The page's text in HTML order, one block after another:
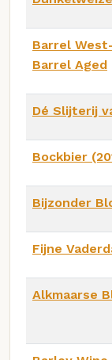
Barrel
Barrel Aged
Dé Slijterij
Bockbier
Bijzonder
Fijne
Alkmaarse